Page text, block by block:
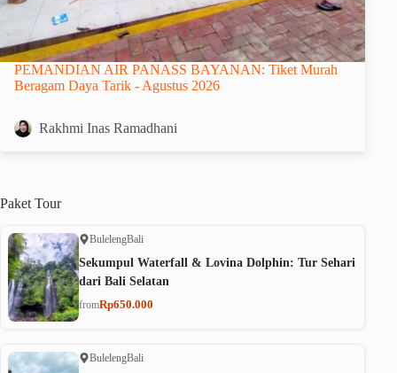
PEMANDIAN AIR PANASS BAYANAN: Tiket Murah
Beragam Daya Tarik - Agustus 2026
Rakhmi Inas Ramadhani
Paket Tour
BulelengBali
Sekumpul Waterfall & Lovina Dolphin: Tur Sehari
dari Bali Selatan
fromRp650.000
BulelengBali